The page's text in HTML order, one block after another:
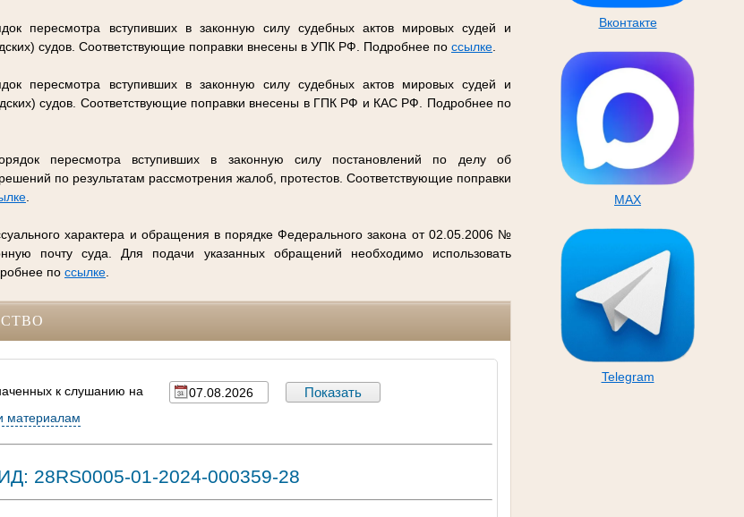
Вконтакте
MAX
Telegram
пересмотра вступивших в законную силу судебных актов мировых судей и
судов. Соответствующие поправки внесены в УПК РФ. Подробнее по ссылке.
пересмотра вступивших в законную силу судебных актов мировых судей и
судов. Соответствующие поправки внесены в ГПК РФ и КАС РФ. Подробнее по
пересмотра вступивших в законную силу постановлений по делу об
по результатам рассмотрения жалоб, протестов. Соответствующие поправки
.
характера и обращения в порядке Федерального закона от 02.05.2006 №
почту суда. Для подачи указанных обращений необходимо использовать
по ссылке.
к слушанию на
материалам
28RS0005-01-2024-000359-28